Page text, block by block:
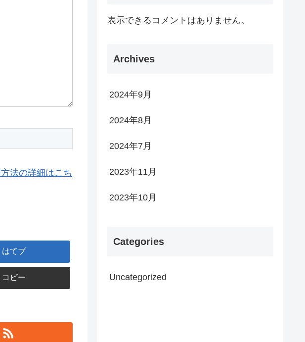
法の詳細はこち
はてブ
コピー
表示できるコメントはありません。
Archives
2024年9月
2024年8月
2024年7月
2023年11月
2023年10月
Categories
Uncategorized